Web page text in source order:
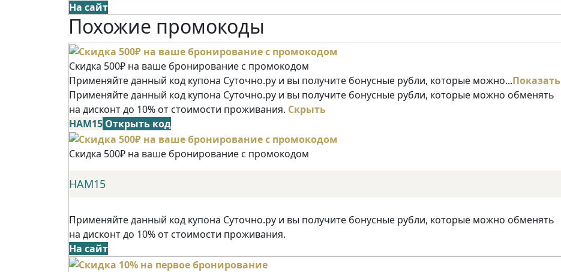
На сайт
Похожие промокоды
Скидка 500₽ на ваше бронирование с промокодом
Применяйте данный код купона Суточно.ру и вы получите бонусные рубли, которые можно...Показать
Применяйте данный код купона Суточно.ру и вы получите бонусные рубли, которые можно обменять
на дисконт до 10% от стоимости проживания. Скрыть
НАМ15 Открыть код
Скидка 500₽ на ваше бронирование с промокодом
НАМ15
Применяйте данный код купона Суточно.ру и вы получите бонусные рубли, которые можно обменять
на дисконт до 10% от стоимости проживания.
На сайт